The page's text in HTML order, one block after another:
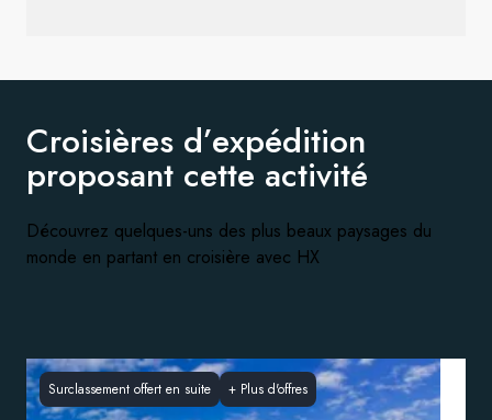
Croisières d’expédition
proposant cette activité
Découvrez quelques-uns des plus beaux paysages du
monde en partant en croisière avec HX
Surclassement offert en suite + Plus d'offres